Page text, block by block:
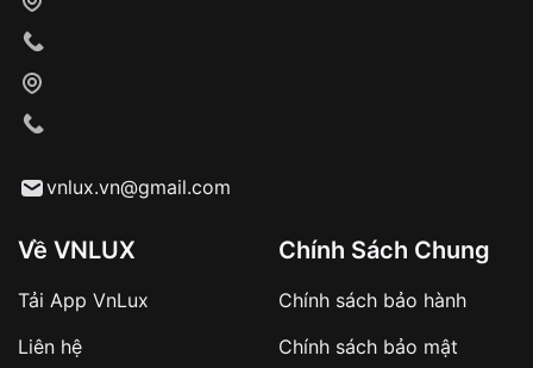
Từ khóa SEO:
sản phẩm đặc biệt
vnlux.vn@gmail.com
Về VNLUX
Tải App VnLux
Liên hệ
Chính Sách Chung
Chính sách bảo hành
Chính sách bảo mật